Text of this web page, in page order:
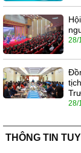
28/
28/
THÔNG TIN